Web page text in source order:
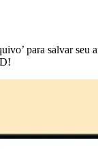
para salvar seu